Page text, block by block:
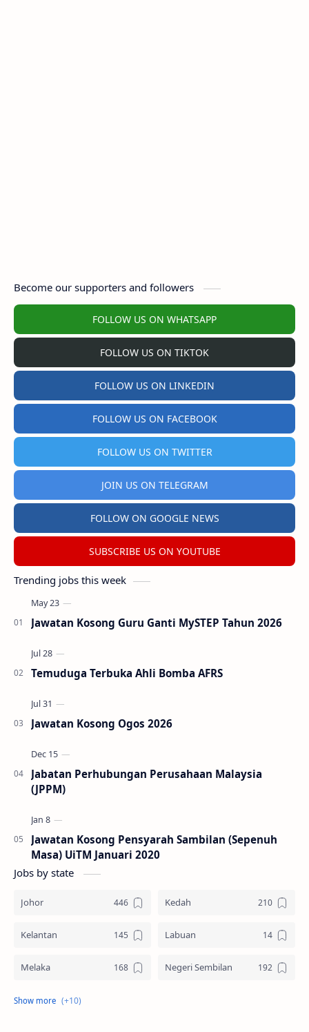
Become our supporters and followers
FOLLOW US ON WHATSAPP
FOLLOW US ON TIKTOK
FOLLOW US ON LINKEDIN
FOLLOW US ON FACEBOOK
FOLLOW US ON TWITTER
JOIN US ON TELEGRAM
FOLLOW ON GOOGLE NEWS
SUBSCRIBE US ON YOUTUBE
Trending jobs this week
Jawatan Kosong Guru Ganti MySTEP Tahun 2026
Temuduga Terbuka Ahli Bomba AFRS
Jawatan Kosong Ogos 2026
Jabatan Perhubungan Perusahaan Malaysia
(JPPM)
Jawatan Kosong Pensyarah Sambilan (Sepenuh
Masa) UiTM Januari 2020
Jobs by state
Johor Kedah
Kelantan Labuan
Melaka Negeri Sembilan
Pahang